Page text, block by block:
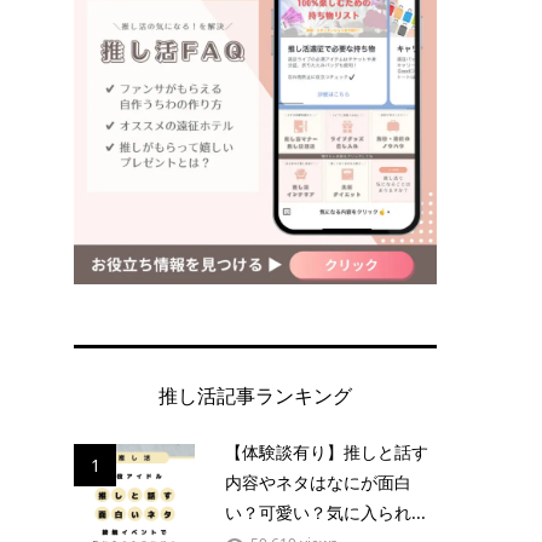
推し活記事ランキング
1
【体験談有り】推しと話す
内容やネタはなにが面白
い？可愛い？気に入られ...